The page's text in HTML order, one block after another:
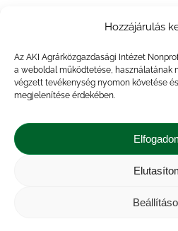
Hozzájárulás
Az AKI Agrárközgazdasági Intézet
a weboldal működtetése, használatának
végzett tevékenység nyomon követése
megjelenítése érdekében.
Közel ötödével
2026.07.28.
A végéhez közelít az
Kapcsolat